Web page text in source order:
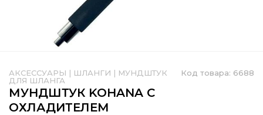
Код товара: 6688
АКСЕССУАРЫ | ШЛАНГИ | МУНДШТУК
ДЛЯ ШЛАНГА
МУНДШТУК KOHANA С
ОХЛАДИТЕЛЕМ